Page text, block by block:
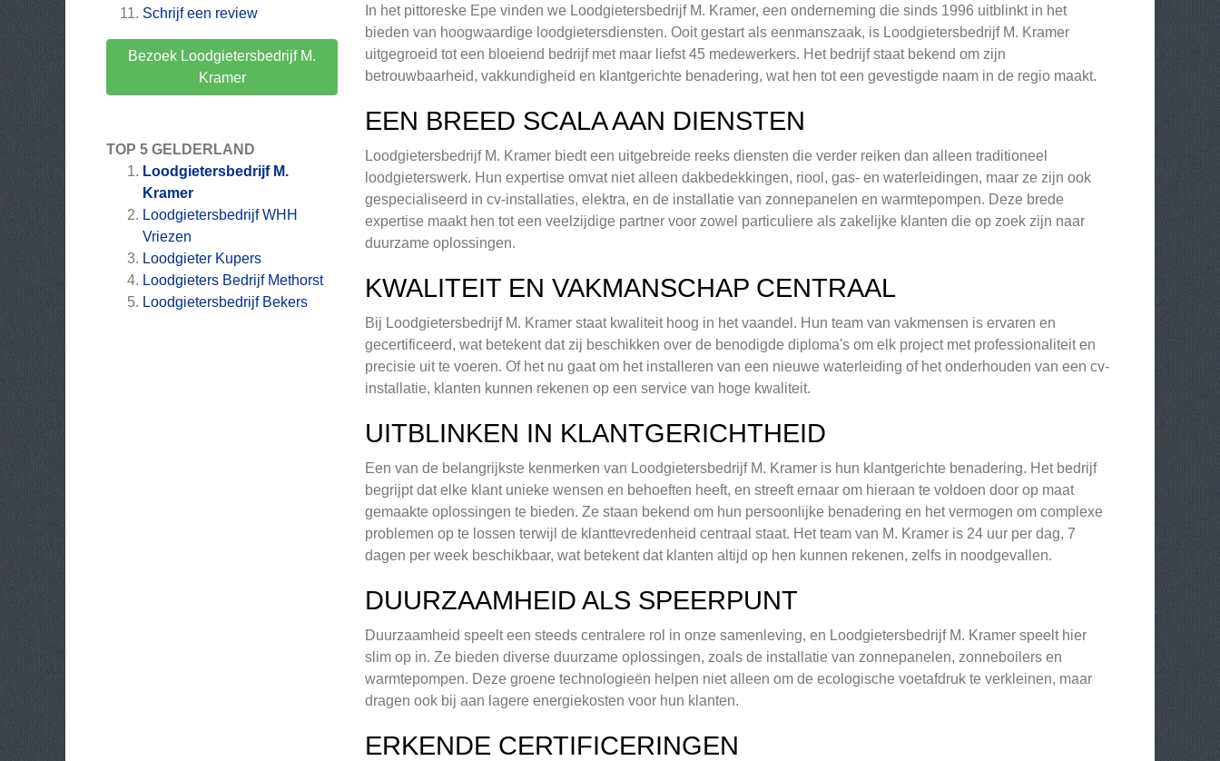
Schrijf een review
Bezoek Loodgietersbedrijf M.
Kramer
TOP 5 GELDERLAND
Loodgietersbedrijf M.
Kramer
Loodgietersbedrijf WHH
Vriezen
Loodgieter Kupers
Loodgieters Bedrijf Methorst
Loodgietersbedrijf Bekers
In het pittoreske Epe vinden we Loodgietersbedrijf M. Kramer, een onderneming die sinds 1996 uitblinkt in het
bieden van hoogwaardige loodgietersdiensten. Ooit gestart als eenmanszaak, is Loodgietersbedrijf M. Kramer
uitgegroeid tot een bloeiend bedrijf met maar liefst 45 medewerkers. Het bedrijf staat bekend om zijn
betrouwbaarheid, vakkundigheid en klantgerichte benadering, wat hen tot een gevestigde naam in de regio maakt.
EEN BREED SCALA AAN DIENSTEN
Loodgietersbedrijf M. Kramer biedt een uitgebreide reeks diensten die verder reiken dan alleen traditioneel
loodgieterswerk. Hun expertise omvat niet alleen dakbedekkingen, riool, gas- en waterleidingen, maar ze zijn ook
gespecialiseerd in cv-installaties, elektra, en de installatie van zonnepanelen en warmtepompen. Deze brede
expertise maakt hen tot een veelzijdige partner voor zowel particuliere als zakelijke klanten die op zoek zijn naar
duurzame oplossingen.
KWALITEIT EN VAKMANSCHAP CENTRAAL
Bij Loodgietersbedrijf M. Kramer staat kwaliteit hoog in het vaandel. Hun team van vakmensen is ervaren en
gecertificeerd, wat betekent dat zij beschikken over de benodigde diploma's om elk project met professionaliteit en
precisie uit te voeren. Of het nu gaat om het installeren van een nieuwe waterleiding of het onderhouden van een cv-
installatie, klanten kunnen rekenen op een service van hoge kwaliteit.
UITBLINKEN IN KLANTGERICHTHEID
Een van de belangrijkste kenmerken van Loodgietersbedrijf M. Kramer is hun klantgerichte benadering. Het bedrijf
begrijpt dat elke klant unieke wensen en behoeften heeft, en streeft ernaar om hieraan te voldoen door op maat
gemaakte oplossingen te bieden. Ze staan bekend om hun persoonlijke benadering en het vermogen om complexe
problemen op te lossen terwijl de klanttevredenheid centraal staat. Het team van M. Kramer is 24 uur per dag, 7
dagen per week beschikbaar, wat betekent dat klanten altijd op hen kunnen rekenen, zelfs in noodgevallen.
DUURZAAMHEID ALS SPEERPUNT
Duurzaamheid speelt een steeds centralere rol in onze samenleving, en Loodgietersbedrijf M. Kramer speelt hier
slim op in. Ze bieden diverse duurzame oplossingen, zoals de installatie van zonnepanelen, zonneboilers en
warmtepompen. Deze groene technologieën helpen niet alleen om de ecologische voetafdruk te verkleinen, maar
dragen ook bij aan lagere energiekosten voor hun klanten.
ERKENDE CERTIFICERINGEN